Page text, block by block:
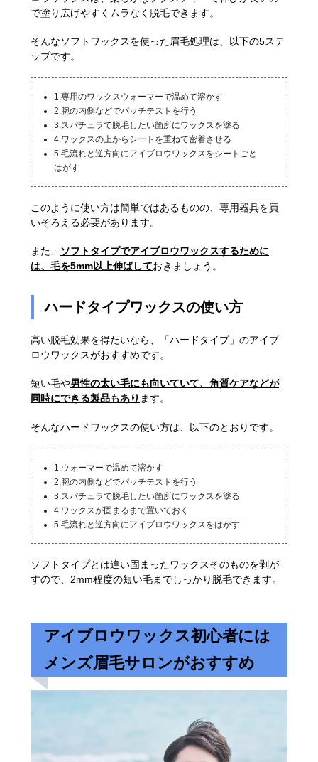
で塗り広げやすくムラなく脱毛できます。
そんなソフトワックスを使った眉毛処理は、以下の5ステ
ップです。
1.専用のワックスウォーマーで温めて溶かす
2.腕の内側などでパッチテストを行う
3.スパチュラで脱毛したい箇所にワックスを塗る
4.ワックスの上からシートを重ねて密着させる
5.毛流れと逆方向にアイブロウワックスをシートごと
はがす
このように使い方は簡単ではあるものの、専用器具を買
いそろえる必要があります。
また、 ソフトタイプでアイブロウワックスするために
は、毛を5mm以上伸ばしておきましょう。
ハードタイプワックスの使い方
高い脱毛効果を得たいなら、「ハードタイプ」のアイブ
ロウワックスがおすすめです。
短い毛や男性の太い毛にも向いていて、角質ケアなどが
同時にできる製品もあり ます。
そんなハードワックスの使い方は、以下のとおりです。
1.ウォーマーで温めて溶かす
2.腕の内側などでパッチテストを行う
3.スパチュラで脱毛したい箇所にワックスを塗る
4.ワックスが固まるまで置いておく
5.毛流れと逆方向にアイブロウワックスをはがす
ソフトタイプとは違い固まったワックスそのものを剥が
すので、2mm程度の短い毛までしっかり脱毛できます。
アイブロウワックス初心者には
メンズ眉毛サロンがおすすめ